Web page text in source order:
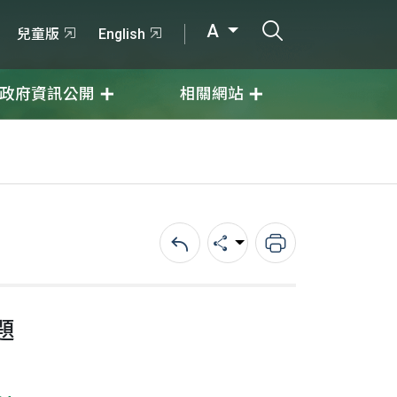
兒童版 English A
政府資訊公開 相關網站
回上一頁分享 列印